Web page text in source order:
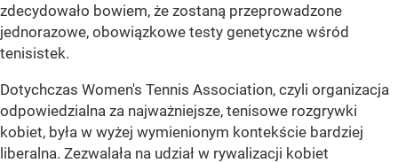
zdecydowało bowiem, że zostaną przeprowadzone
jednorazowe, obowiązkowe testy genetyczne wśród
tenisistek.
Dotychczas Women's Tennis Association, czyli organizacja
odpowiedzialna za najważniejsze, tenisowe rozgrywki
kobiet, była w wyżej wymienionym kontekście bardziej
liberalna. Zezwalała na udział w rywalizacji kobiet